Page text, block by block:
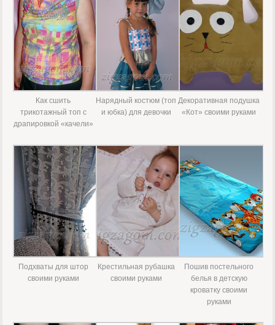
Как сшить
трикотажный топ с
драпировкой «качели»
Нарядный костюм (топ
и юбка) для девочки
Декоративная подушка
«Кот» своими руками
Подхваты для штор
своими руками
Крестильная рубашка
своими руками
Пошив постельного
белья в детскую
кроватку своими
руками